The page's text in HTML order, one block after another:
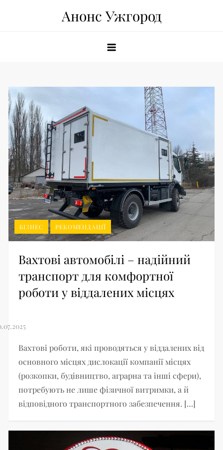
Анонс Ужгород
БІЗНЕС РЕКОМЕНДАЦІЇ
Вахтові автомобілі – надійний
транспорт для комфортної
роботи у віддалених місцях
Вахтові роботи, які проводяться у віддалених від
основного місцях дислокації компанії місцях
(розкопки, будівництво, аграрна та інші сфери),
потребують не лише фізичної витримки, а й
відповідного транспортного забезпечення. […]